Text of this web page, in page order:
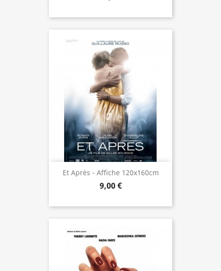
Et Après - Affiche 120x160cm
9,00 €